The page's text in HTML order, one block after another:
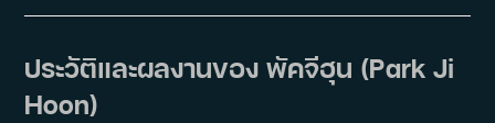
แบ
Na
Ra)
ประวัติและผลงานของ พัคจีฮุน (Park Ji
Hoon)